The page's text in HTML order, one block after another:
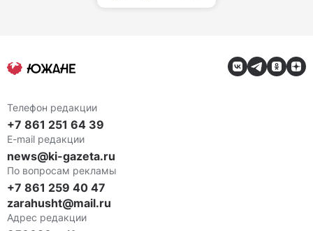
Телефон редакции
+7 861 251 64 39
E-mail редакции
news@ki-gazeta.ru
По вопросам рекламы
+7 861 259 40 47
zarahusht@mail.ru
Адрес редакции